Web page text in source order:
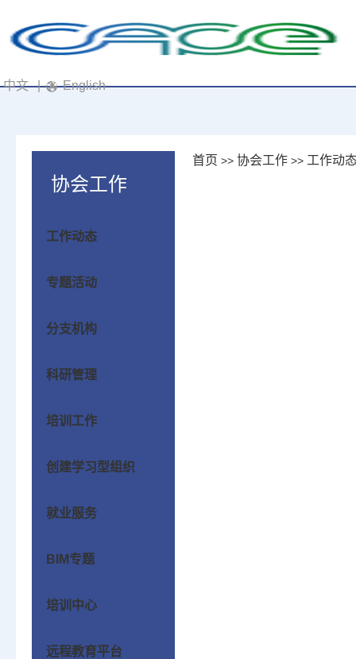
中文 | English
协会工作
工作动态
专题活动
分支机构
科研管理
培训工作
创建学习型组织
就业服务
BIM专题
培训中心
远程教育平台
首页 >> 协会工作>> 工作动